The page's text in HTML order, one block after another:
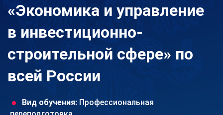
«Экономика и управление
в инвестиционно-
строительной сфере» по
всей России
Вид обучения: Профессиональная